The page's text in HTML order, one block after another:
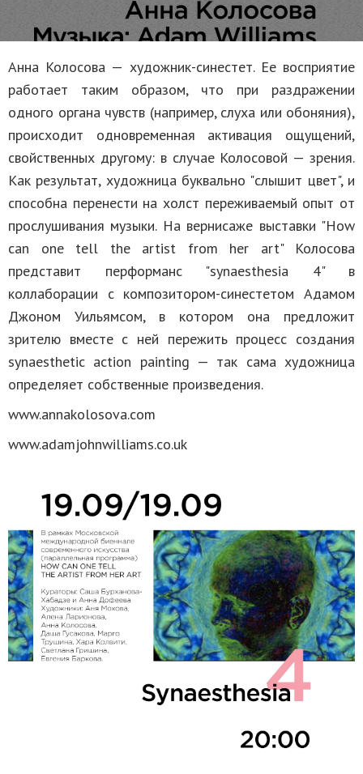
Анна Колосова — художник-синестет. Ее восприятие
работает таким образом, что при раздражении
одного органа чувств (например, слуха или обоняния),
происходит одновременная активация ощущений,
свойственных другому: в случае Колосовой — зрения.
Как результат, художница буквально "слышит цвет", и
способна перенести на холст переживаемый опыт от
прослушивания музыки. На вернисаже выставки "How
can one tell the artist from her art" Колосова
представит перформанс "synaesthesia 4" в
коллаборации с композитором-синестетом Адамом
Джоном Уильямсом, в котором она предложит
зрителю вместе с ней пережить процесс создания
synaesthetic action painting — так сама художница
определяет собственные произведения.
www.annakolosova.com
www.adamjohnwilliams.co.uk